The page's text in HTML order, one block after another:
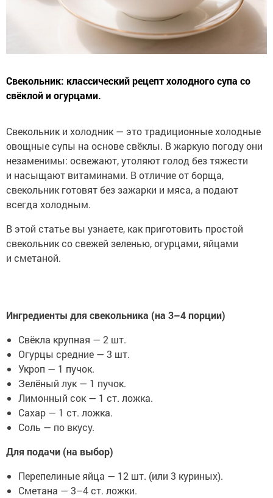
Свекольник: классический рецепт холодного супа со
свёклой и огурцами.
Свекольник и холодник — это традиционные холодные
овощные супы на основе свёклы. В жаркую погоду они
незаменимы: освежают, утоляют голод без тяжести
и насыщают витаминами. В отличие от борща,
свекольник готовят без зажарки и мяса, а подают
всегда холодным.
В этой статье вы узнаете, как приготовить простой
свекольник со свежей зеленью, огурцами, яйцами
и сметаной.
Ингредиенты для свекольника (на 3–4 порции)
Свёкла крупная — 2 шт.
Огурцы средние — 3 шт.
Укроп — 1 пучок.
Зелёный лук — 1 пучок.
Лимонный сок — 1 ст. ложка.
Сахар — 1 ст. ложка.
Соль — по вкусу.
Для подачи (на выбор)
Перепелиные яйца — 12 шт. (или 3 куриных).
Сметана — 3–4 ст. ложки.